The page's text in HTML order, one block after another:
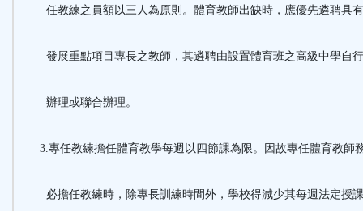
任教練之員額以三人為原則。體育教師出缺時，應優先遴聘具有
發展重點項目專長之教師，其遴聘由設置體育班之高級中學自行
辦理或聯合辦理。
3.專任教練擔任體育教學每週以四節課為限。因故專任體育教師
必擔任教練時，除專長訓練時間外，學校得減少其每週法定授課